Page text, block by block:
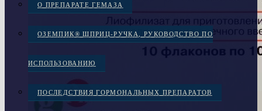
О ПРЕПАРАТЕ ГЕМАЗА
ОЗЕМПИК® ШПРИЦ-РУЧКА, РУКОВОДСТВО ПО
ИСПОЛЬЗОВАНИЮ
ПОСЛЕДСТВИЯ ГОРМОНАЛЬНЫХ ПРЕПАРАТОВ